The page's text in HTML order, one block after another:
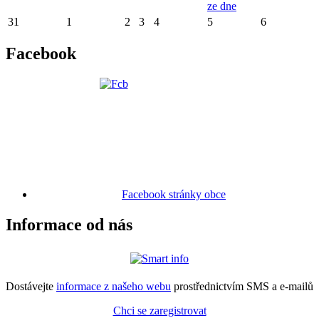
ze dne
31 1 2 3 4 5 6
Facebook
Facebook stránky obce
Informace od nás
Dostávejte informace z našeho webu prostřednictvím SMS a e-mailů
Chci se zaregistrovat